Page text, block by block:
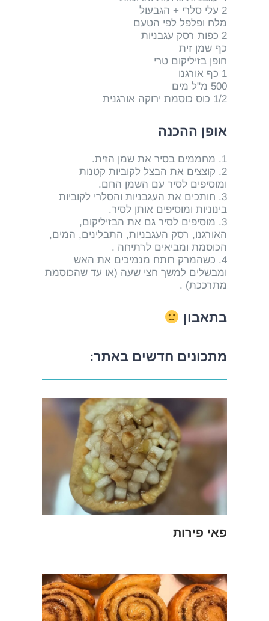
2 עלי סלרי + הגבעול
מלח ופלפל לפי הטעם
2 כפות רסק עגבניות
כף שמן זית
חופן בזיליקום טרי
1 כף אורגנו
500 מ"ל מים
1/2 כוס כוסמת ירוקה אורגנית
אופן ההכנה
1. מחממים בסיר את שמן הזית.
2. קוצצים את הבצל לקוביות קטנות
ומוסיפים לסיר עם השמן החם.
3. חותכים את העגבניות והסלרי לקוביות
בינוניות ומוסיפים אותן לסיר.
3. מוסיפים לסיר גם את הבזיליקום,
האורגנו, רסק העגבניות, התבלינים, המים,
הכוסמת ומביאים לרתיחה .
4. כשהמרק רותח מנמיכים את האש
ומבשלים למשך חצי שעה (או עד שהכוסמת
מתרככת) .
בתאבון
מתכונים חדשים באתר:
פאי פירות